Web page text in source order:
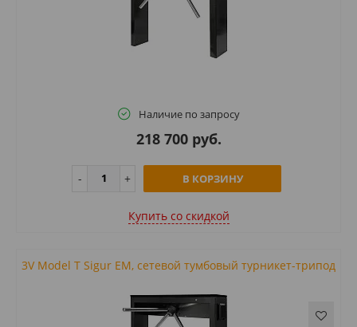
Наличие по запросу
218 700 руб.
В КОРЗИНУ
Купить cо скидкой
3V Model T Sigur EM, сетевой тумбовый турникет-трипод